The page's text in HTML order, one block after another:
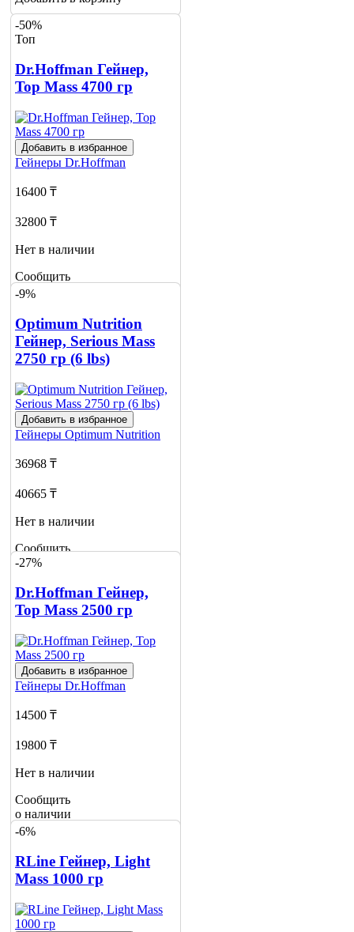
-50%
Топ
Dr.Hoffman Гейнер,
Top Mass 4700 гр
Добавить в избранное
Гейнеры Dr.Hoffman
16400 ₸
32800 ₸
Нет в наличии
Сообщить
о наличии
-9%
Optimum Nutrition
Гейнер, Serious Mass
2750 гр (6 lbs)
Добавить в избранное
Гейнеры Optimum Nutrition
36968 ₸
40665 ₸
Нет в наличии
Сообщить
о наличии
-27%
Dr.Hoffman Гейнер,
Top Mass 2500 гр
Добавить в избранное
Гейнеры Dr.Hoffman
14500 ₸
19800 ₸
Нет в наличии
Сообщить
о наличии
1
-6%
RLine Гейнер, Light
Mass 1000 гр